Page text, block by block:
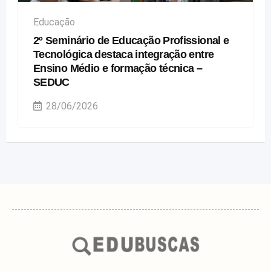
Educação
2º Seminário de Educação Profissional e
Tecnológica destaca integração entre
Ensino Médio e formação técnica –
SEDUC
28/06/2026